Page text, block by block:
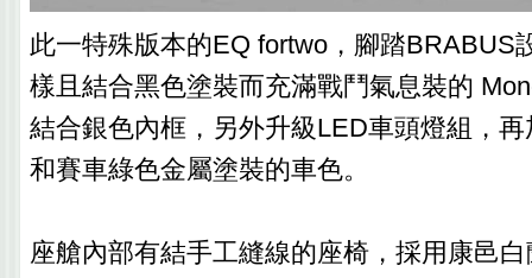
此一特殊版本的EQ fortwo，腳踏BRABUS
樣且結合黑色塗裝而充滿戰鬥氣息裝的
結合銀色內框，另外升級LED車頭燈組，
和賽車綠色金屬塗裝的車色。
座艙內部有結手工縫線的座椅，採用康邑